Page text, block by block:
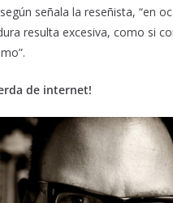
señala la reseñista, “en
resulta excesiva, como si
de internet!